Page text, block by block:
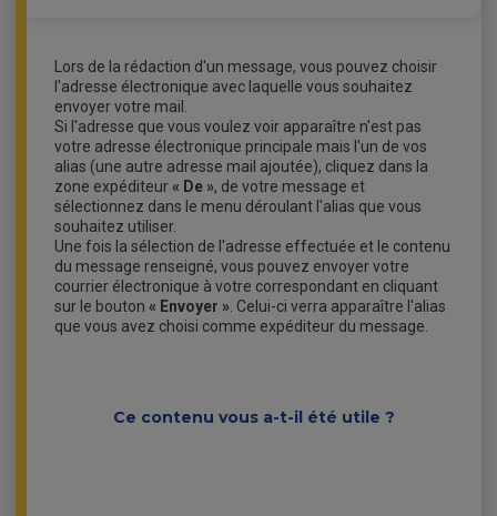
Lors de la rédaction d'un message, vous pouvez choisir
l'adresse électronique avec laquelle vous souhaitez
envoyer votre mail.
Si l'adresse que vous voulez voir apparaître n'est pas
votre adresse électronique principale mais l'un de vos
alias (une autre adresse mail ajoutée), cliquez dans la
zone expéditeur« De », de votre message et
sélectionnez dans le menu déroulant l'alias que vous
souhaitez utiliser.
Une fois la sélection de l'adresse effectuée et le contenu
du message renseigné, vous pouvez envoyer votre
courrier électronique à votre correspondant en cliquant
sur le bouton « Envoyer » . Celui-ci verra apparaître l'alias
que vous avez choisi comme expéditeur du message.
Ce contenu vous a-t-il été utile ?